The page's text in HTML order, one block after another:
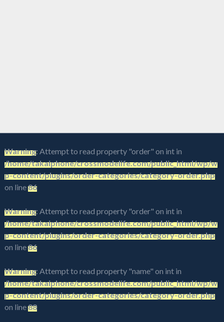
Warning: Attempt to read property "order" on int in
/home/takaiphone/crossmodelife.com/public_html/wp/w
p-content/plugins/order-categories/category-order.php
on line86
Warning: Attempt to read property "order" on int in
/home/takaiphone/crossmodelife.com/public_html/wp/w
p-content/plugins/order-categories/category-order.php
on line86
Warning: Attempt to read property "name" on int in
/home/takaiphone/crossmodelife.com/public_html/wp/w
p-content/plugins/order-categories/category-order.php
on line88